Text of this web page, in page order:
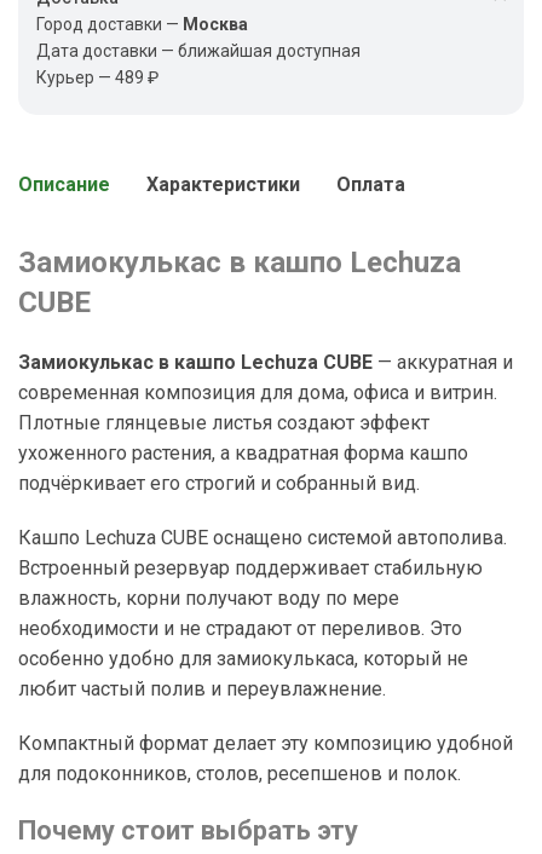
Город доставки — Москва
Дата доставки — ближайшая доступная
Курьер — 489 ₽
Описание Характеристики Оплата
Замиокулькас в кашпо Lechuza
CUBE
Замиокулькас в кашпо Lechuza CUBE — аккуратная и
современная композиция для дома, офиса и витрин.
Плотные глянцевые листья создают эффект
ухоженного растения, а квадратная форма кашпо
подчёркивает его строгий и собранный вид.
Кашпо Lechuza CUBE оснащено системой автополива.
Встроенный резервуар поддерживает стабильную
влажность, корни получают воду по мере
необходимости и не страдают от переливов. Это
особенно удобно для замиокулькаса, который не
любит частый полив и переувлажнение.
Компактный формат делает эту композицию удобной
для подоконников, столов, ресепшенов и полок.
Почему стоит выбрать эту